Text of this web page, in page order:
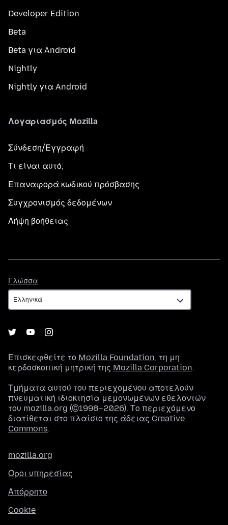
Developer Edition
Beta
Beta για Android
Nightly
Nightly για Android
Λογαριασμός Mozilla
Σύνδεση/Εγγραφή
Τι είναι αυτό;
Επαναφορά κωδικού πρόσβασης
Συγχρονισμός δεδομένων
Λήψη βοήθειας
Γλώσσα
Επισκεφθείτε το Mozilla Foundation, τη μη
κερδοσκοπική μητρική της Mozilla Corporation.
Τμήματα αυτού του περιεχομένου αποτελούν
πνευματική ιδιοκτησία μεμονωμένων εθελοντών
του mozilla.org (©1998–2026). Το περιεχόμενο
διατίθεται στο πλαίσιο της άδειας Creative
Commons.
mozilla.org
Όροι υπηρεσίας
Απόρρητο
Cookie